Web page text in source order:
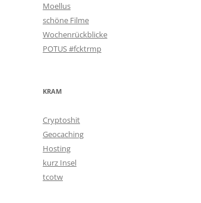
Moellus
schöne Filme
Wochenrückblicke
POTUS #fcktrmp
KRAM
Cryptoshit
Geocaching
Hosting
kurz Insel
tcotw